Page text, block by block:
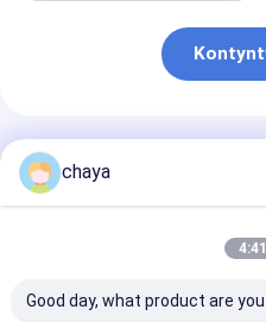
Polecane Produkty
chaya
Good day, what product are